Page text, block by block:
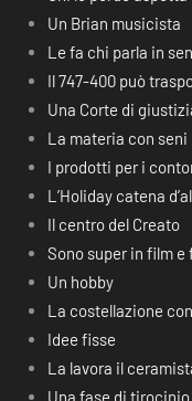
Un Brian musicista
Le fa chi parla in
Il 747-400 può
Una Corte di
La materia con seni
I prodotti per i
L’Holiday catena
Il centro del Creato
Sono super in film e
Un hobby
La costellazione
Idee fisse
La lavora il
Una fase di tirocinio